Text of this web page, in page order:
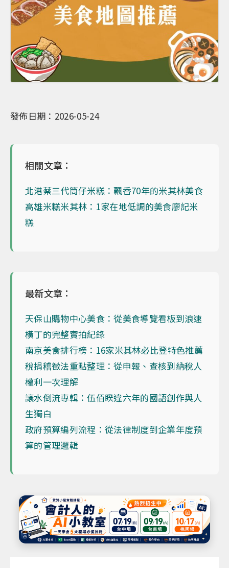
發佈日期：2026-05-24
相關文章：
北港蔡三代筒仔米糕：飄香70年的米其林美食
高雄米糕米其林：1家在地低調的美食廖記米
糕
最新文章：
天保山購物中心美食：從美食導覽看板到浪速
橫丁的完整實拍紀錄
南京美食排行榜：16家米其林必比登特色推薦
稅捐稽徵法重點整理：從申報、查核到納稅人
權利一次理解
讓水倒流專輯：伍佰睽違六年的國語創作與人
生獨白
政府預算編列流程：從法律制度到企業年度預
算的管理邏輯